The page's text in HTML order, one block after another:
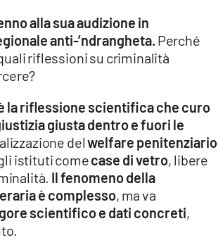
alla sua audizione in
anti-’ndrangheta. Perché
riflessioni su criminalità
la riflessione scientifica che curo
giusta dentro e fuori le
delwelfare penitenziario
istituti comecase di vetro, libere
Il fenomeno della
è complesso, ma va
scientifico e dati concreti,